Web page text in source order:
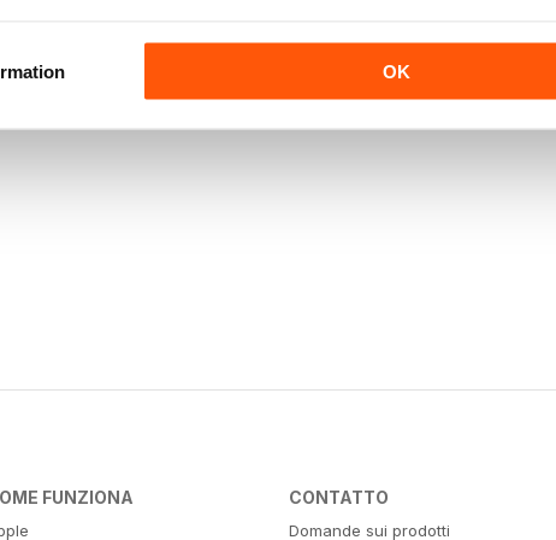
OK
FUNZIONA CONTATTO
Domande sui prodotti